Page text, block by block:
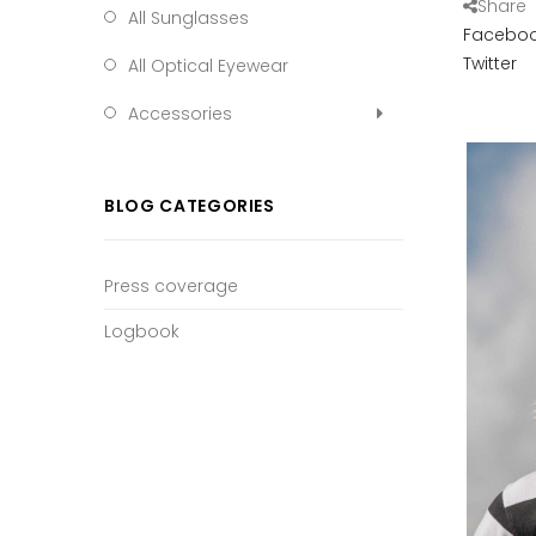
All Sunglasses
All Optical Eyewear
Accessories
BLOG CATEGORIES
Press coverage
Logbook
Share
Twitter